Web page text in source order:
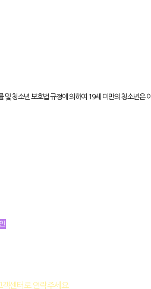
청소년 보호법 규정에 의하여 19세 미만의 청소년은
센터로 연락주세요